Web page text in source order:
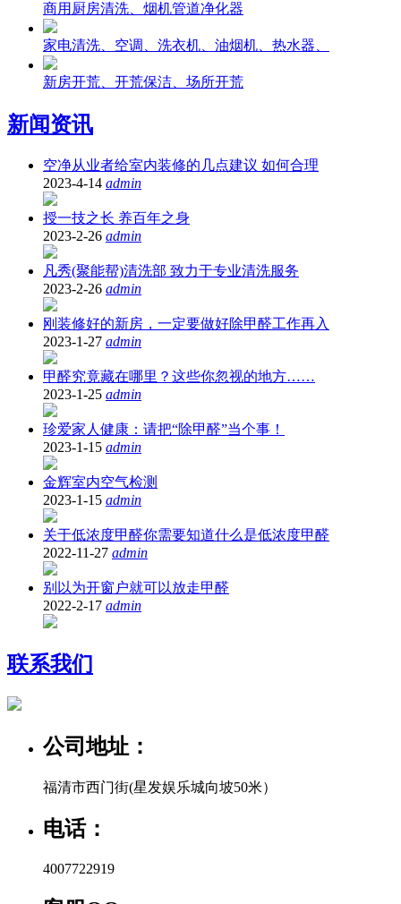
商用厨房清洗、烟机管道净化器
家电清洗、空调、洗衣机、油烟机、热水器、
新房开荒、开荒保洁、场所开荒
新闻资讯
空净从业者给室内装修的几点建议 如何合理
2023-4-14 admin
授一技之长 养百年之身
2023-2-26 admin
凡秀(聚能帮)清洗部 致力于专业清洗服务
2023-2-26 admin
刚装修好的新房，一定要做好除甲醛工作再入
2023-1-27 admin
甲醛究竟藏在哪里？这些你忽视的地方……
2023-1-25 admin
珍爱家人健康：请把“除甲醛”当个事！
2023-1-15 admin
金辉室内空气检测
2023-1-15 admin
关于低浓度甲醛你需要知道什么是低浓度甲醛
2022-11-27 admin
别以为开窗户就可以放走甲醛
2022-2-17 admin
联系我们
公司地址：
福清市西门街(星发娱乐城向坡50米）
电话：
4007722919